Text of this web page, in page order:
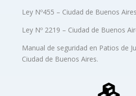
Ley Nº455 – Ciudad de Buenos Aires
Ley Nº 2219 – Ciudad de Buenos
Manual de seguridad en Patios de
Ciudad de Buenos Aires.